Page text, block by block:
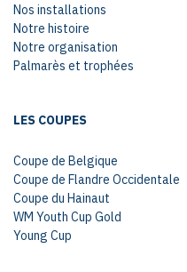
Nos installations
Notre histoire
Notre organisation
Palmarès et trophées
LES COUPES
Coupe de Belgique
Coupe de Flandre Occidentale
Coupe du Hainaut
WM Youth Cup Gold
Young Cup